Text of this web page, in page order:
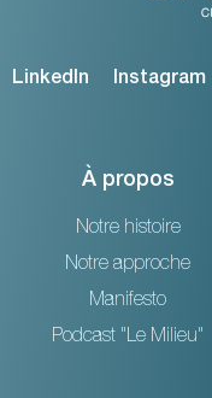
LinkedIn Instagram
À propos
Notre histoire
Notre approche
Manifesto
Podcast "Le Milieu"